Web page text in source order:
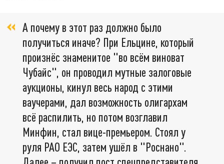
А почему в этот раз должно было
получиться иначе? При Ельцине, который
произнёс знаменитое "во всём виноват
Чубайс", он проводил мутные залоговые
аукционы, кинул весь народ с этими
ваучерами, дал возможность олигархам
всё распилить, но потом возглавил
Минфин, стал вице-премьером. Стоял у
руля РАО ЕЭС, затем ушёл в "Роснано".